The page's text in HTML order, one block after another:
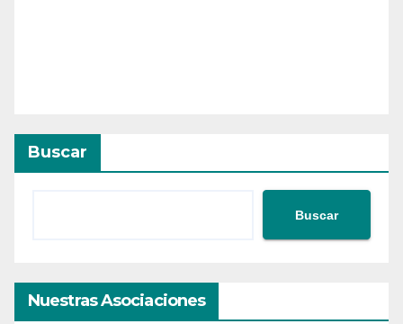
Buscar
Buscar
Nuestras Asociaciones